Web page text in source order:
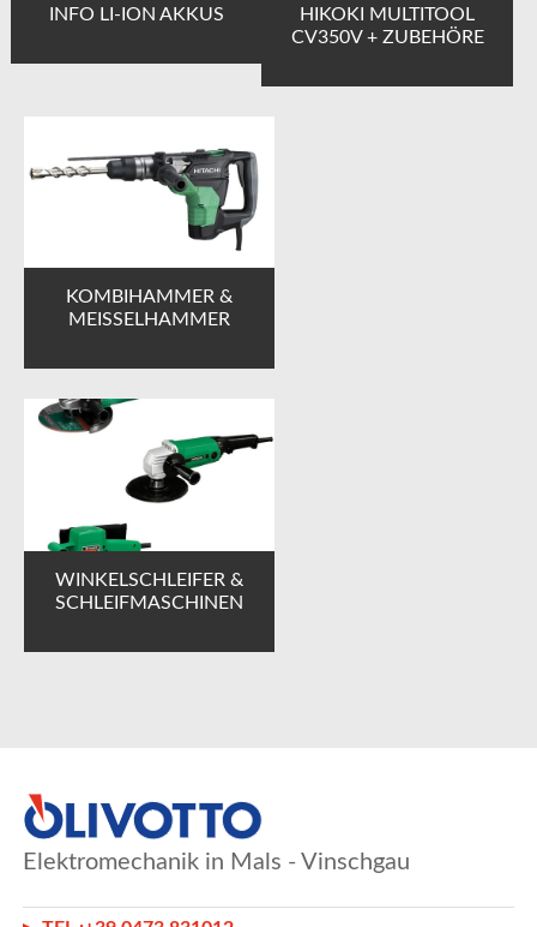
INFO LI-ION AKKUS
HIKOKI MULTITOOL
CV350V + ZUBEHÖRE
KOMBIHAMMER &
MEISSELHAMMER
WINKELSCHLEIFER &
SCHLEIFMASCHINEN
Elektromechanik in Mals - Vinschgau